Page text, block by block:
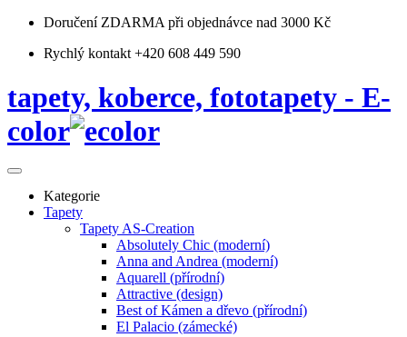
Doručení ZDARMA při objednávce nad 3000 Kč
Rychlý kontakt +420 608 449 590
tapety, koberce, fototapety - E-
color
Kategorie
Tapety
Tapety AS-Creation
Absolutely Chic (moderní)
Anna and Andrea (moderní)
Aquarell (přírodní)
Attractive (design)
Best of Kámen a dřevo (přírodní)
El Palacio (zámecké)